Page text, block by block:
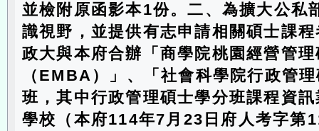
並檢附原函影本1份。二、為擴大公私
識視野，並提供有志申請相關碩士課
政大與本府合辦「商學院桃園經營管
（EMBA）」、「社會科學院行政管
班，其中行政管理碩士學分班課程資
學校（本府114年7月23日府人考字第